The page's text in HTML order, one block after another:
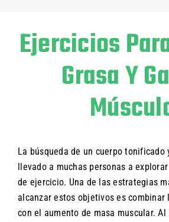
Ejercicios
Grasa Y
La búsqueda de un cuerpo tonificado
llevado a muchas personas a
de ejercicio. Una de las estrategias
alcanzar estos objetivos es combinar
con el aumento de masa muscular.